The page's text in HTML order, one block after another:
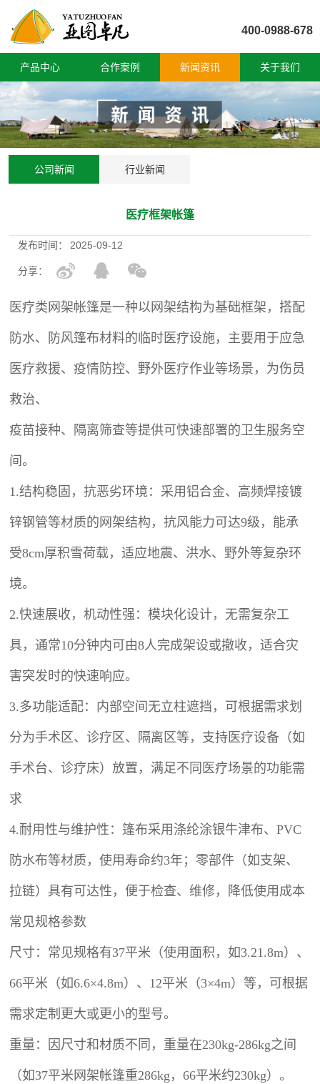
400-0988-678
产品中心 合作案例 新闻资讯 关于我们
公司新闻 行业新闻
医疗框架帐篷
发布时间： 2025-09-12
分享：
医疗类网架帐篷是一种以网架结构为基础框架，搭配
防水、防风篷布材料的临时医疗设施，主要用于应急
医疗救援、疫情防控、野外医疗作业等场景，为伤员
救治、
疫苗接种、隔离筛查等提供可快速部署的卫生服务空
间。
1.结构稳固，抗恶劣环境：采用铝合金、高频焊接镀
锌钢管等材质的网架结构，抗风能力可达9级，能承
受8cm厚积雪荷载，适应地震、洪水、野外等复杂环
境。
2.快速展收，机动性强：模块化设计，无需复杂工
具，通常10分钟内可由8人完成架设或撤收，适合灾
害突发时的快速响应。
3.多功能适配：内部空间无立柱遮挡，可根据需求划
分为手术区、诊疗区、隔离区等，支持医疗设备（如
手术台、诊疗床）放置，满足不同医疗场景的功能需
求
4.耐用性与维护性：篷布采用涤纶涂银牛津布、PVC
防水布等材质，使用寿命约3年；零部件（如支架、
拉链）具有可达性，便于检查、维修，降低使用成本
常见规格参数
尺寸：常见规格有37平米（使用面积，如3.21.8m）、
66平米（如6.6×4.8m）、12平米（3×4m）等，可根据
需求定制更大或更小的型号。
重量：因尺寸和材质不同，重量在230kg-286kg之间
（如37平米网架帐篷重286kg，66平米约230kg）。